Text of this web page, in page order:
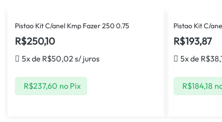
Pistao Kit C/anel Kmp Fazer 250 0.75
R$250,10
5x de R$50,02 s/ juros
R$237,60 no Pix
Pistao Kit C/
R$193,87
5x de R$
R$184,18